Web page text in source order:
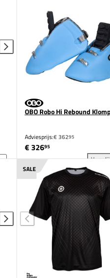
Sydney Keepersshirt toevoegen aan
OBO Robo Hi Rebound
Adviesprijs:€ 36295
€ 32695
SALE